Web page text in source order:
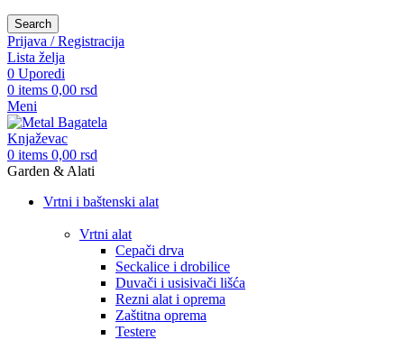
Search
Prijava / Registracija
Lista želja
0 Uporedi
0 items 0,00 rsd
Meni
0 items 0,00 rsd
Garden & Alati
Vrtni i baštenski alat
Vrtni alat
Cepači drva
Seckalice i drobilice
Duvači i usisivači lišća
Rezni alat i oprema
Zaštitna oprema
Testere